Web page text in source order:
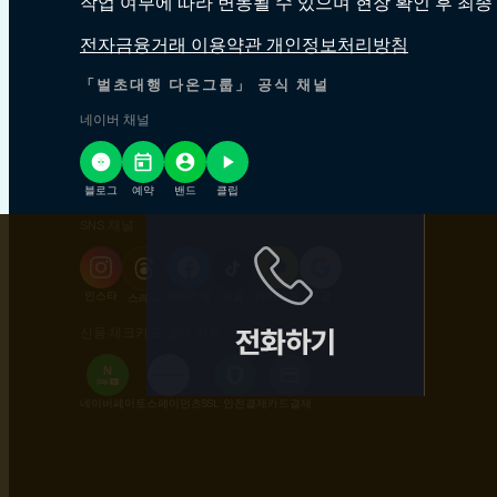
전자금융거래 이용약관 개인정보처리방침
「벌초대행 다온그룹」 공식 채널
네이버 채널
블로그 예약 밴드 클립
카카오톡 구글
N